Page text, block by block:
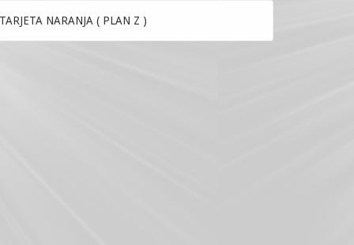
NARANJA ( PLAN Z )